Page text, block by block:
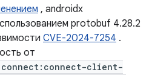
, androidx
protobuf 4.28.2
CVE-2024-7254 .
от
client-